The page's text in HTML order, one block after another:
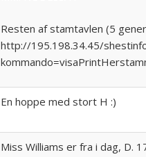
Resten af stamtavlen (5
http://195.198.34.45/
En hoppe med stort H :)
Miss Williams er fra i dag, D.